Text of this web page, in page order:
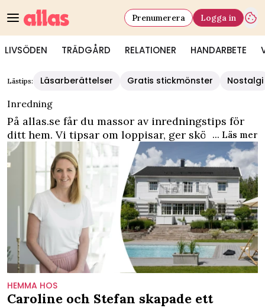
LIVSÖDEN TRÄDGÅRD RELATIONER HANDARBETE
Prenumerera Logga in
Allas - Inredning
Lästips: Läsarberättelser Gratis stickmönster
Nostalgi
Inredning
På allas.se får du massor av inredningstips för
ditt hem. Vi tipsar om loppisar, ger skötselråd
för möbler, glas och porslin och värderar dina
antikviteter.
... Läs mer
HEMMA HOS
Caroline och Stefan skapade ett